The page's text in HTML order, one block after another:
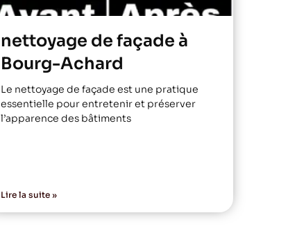
nettoyage de façade à
Bourg-Achard
Le nettoyage de façade est une pratique
essentielle pour entretenir et préserver
l’apparence des bâtiments
Lire la suite »